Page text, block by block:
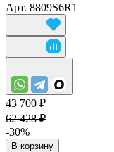
Арт. 8809S6R1
43 700 ₽
62 428 ₽
-30%
В корзину